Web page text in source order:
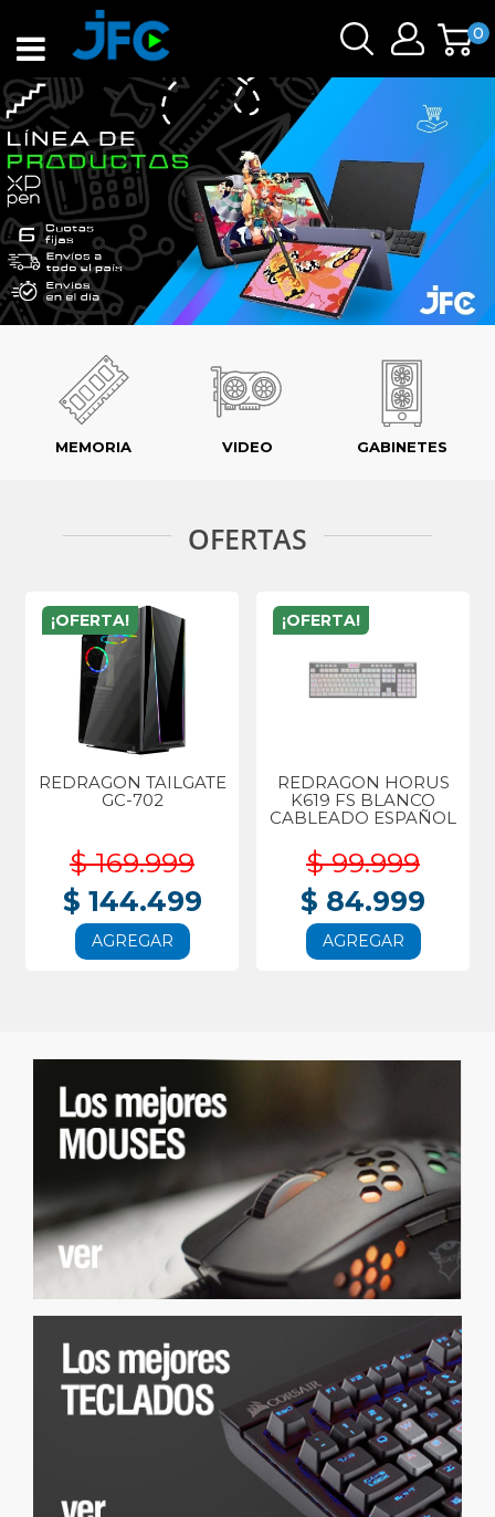
0
MEMORIA VIDEO GABINETES
OFERTAS
¡OFERTA!
REDRAGON TAILGATE
GC-702
$ 169.999
$ 144.499
AGREGAR
¡OFERTA!
REDRAGON HORUS
K619 FS BLANCO
CABLEADO ESPAÑOL
$ 99.999
$ 84.999
AGREGAR